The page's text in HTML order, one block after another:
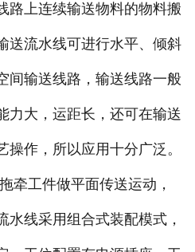
路上连续输送物料的物料搬
送流水线可进行水平、倾斜
间输送线路，输送线路一般
力大，运距长，还可在输送
作，所以应用十分广泛。
牵工件做平面传送运动，
水线采用组合式装配模式，